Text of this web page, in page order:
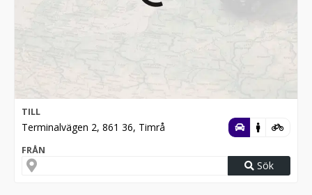
TILL
Terminalvägen 2, 861 36, Timrå
FRÅN
Sök